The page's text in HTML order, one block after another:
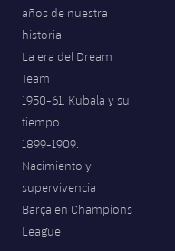
años de nuestra
historia
La era del Dream
Team
1950-61. Kubala y su
tiempo
1899-1909.
Nacimiento y
supervivencia
Barça en Champions
League